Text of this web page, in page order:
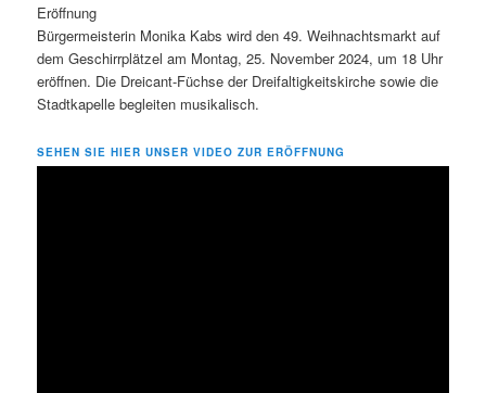
Eröffnung
Bürgermeisterin Monika Kabs wird den 49. Weihnachtsmarkt auf
dem Geschirrplätzel am Montag, 25. November 2024, um 18 Uhr
eröffnen. Die Dreicant-Füchse der Dreifaltigkeitskirche sowie die
Stadtkapelle begleiten musikalisch.
SEHEN SIE HIER UNSER VIDEO ZUR ERÖFFNUNG